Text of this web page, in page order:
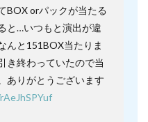
BOX orパックが当たる
と…いつもと演出が違
んと151BOX当たりま
き終わっていたので当
ありがとうございます